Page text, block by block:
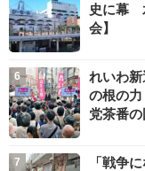
史に幕
会】
れいわ
の根の
党茶番の
「戦争